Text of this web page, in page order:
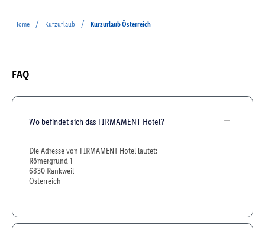
Home / Kurzurlaub / Kurzurlaub Österreich
FAQ
Wo befindet sich das FIRMAMENT Hotel?
Die Adresse von FIRMAMENT Hotel lautet:
Römergrund 1
6830 Rankweil
Österreich